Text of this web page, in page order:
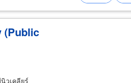
(Public
วเคลียร์